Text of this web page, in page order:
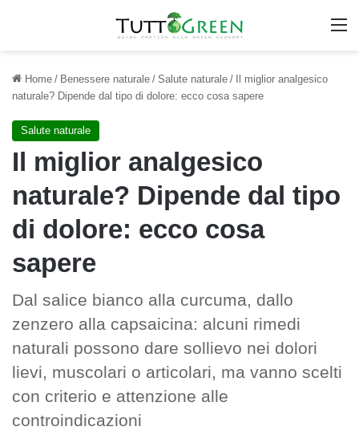
Home / Benessere naturale / Salute naturale / Il miglior analgesico
naturale? Dipende dal tipo di dolore: ecco cosa sapere
Salute naturale
Il miglior analgesico
naturale? Dipende dal tipo
di dolore: ecco cosa
sapere
Dal salice bianco alla curcuma, dallo
zenzero alla capsaicina: alcuni rimedi
naturali possono dare sollievo nei dolori
lievi, muscolari o articolari, ma vanno scelti
con criterio e attenzione alle
controindicazioni